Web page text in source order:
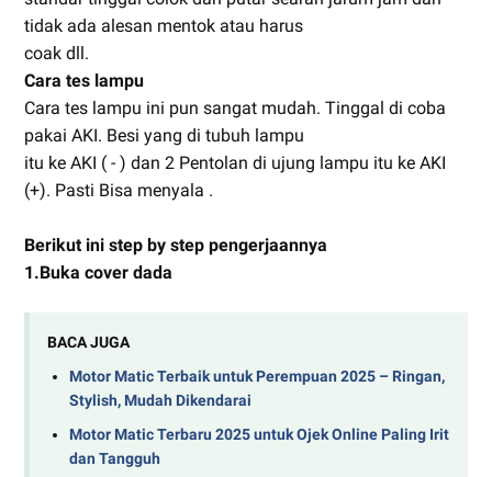
tidak ada alesan mentok atau harus
coak dll.
Cara tes lampu
Cara tes lampu ini pun sangat mudah. Tinggal di coba
pakai AKI. Besi yang di tubuh lampu
itu ke AKI ( - ) dan 2 Pentolan di ujung lampu itu ke AKI
(+). Pasti Bisa menyala .
Berikut ini step by step pengerjaannya
1.Buka cover dada
BACA JUGA
Motor Matic Terbaik untuk Perempuan 2025 – Ringan,
Stylish, Mudah Dikendarai
Motor Matic Terbaru 2025 untuk Ojek Online Paling Irit
dan Tangguh